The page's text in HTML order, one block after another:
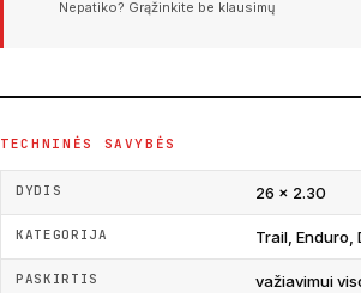
Nepatiko? Grąžinkite be klausimų
TECHNINĖS SAVYBĖS
DYDIS 26 × 2.30
KATEGORIJA Trail, Enduro,
PASKIRTIS važiavimui